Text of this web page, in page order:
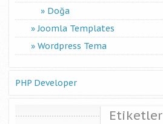
Doğa
Joomla Templates
Wordpress Tema
PHP Developer
Etiketler